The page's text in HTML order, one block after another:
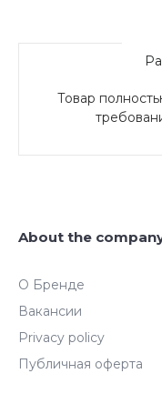
Товар
About the
О Бренде
Вакансии
Privacy policy
Публичная оферта